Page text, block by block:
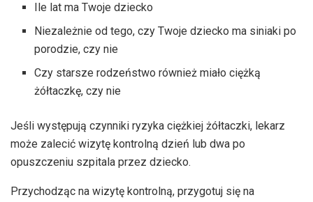
Ile lat ma Twoje dziecko
Niezależnie od tego, czy Twoje dziecko ma siniaki po
porodzie, czy nie
Czy starsze rodzeństwo również miało ciężką
żółtaczkę, czy nie
Jeśli występują czynniki ryzyka ciężkiej żółtaczki, lekarz
może zalecić wizytę kontrolną dzień lub dwa po
opuszczeniu szpitala przez dziecko.
Przychodząc na wizytę kontrolną, przygotuj się na